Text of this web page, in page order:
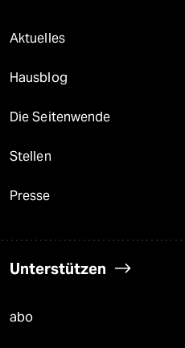
Aktuelles
Hausblog
Die Seitenwende
Stellen
Presse
Unterstützen
abo